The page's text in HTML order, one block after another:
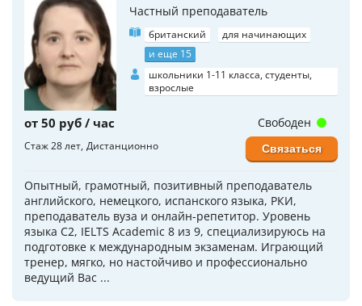
Частный преподаватель
британский
для начинающих
и еще 15
школьники 1-11 класса, студенты,
взрослые
от 50 руб / час
Стаж 28 лет Дистанционно
Опытный, грамотный, позитивный преподаватель
английского, немецкого, испанского языка, РКИ,
преподаватель вуза и онлайн-репетитор. Уровень
языка C2, IELTS Academic 8 из 9, специализируюсь на
подготовке к международным экзаменам. Играющий
тренер, мягко, но настойчиво и профессионально
ведущий Вас ...
Свободен
Связаться